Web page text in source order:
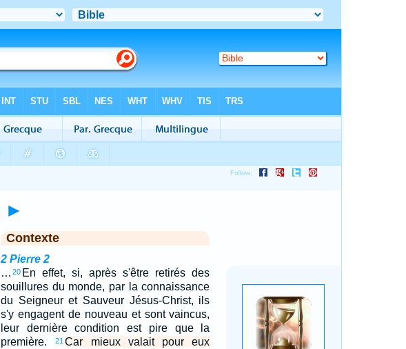
►
Contexte
2 Pierre 2
… 20 En effet, si, après s'être retirés des
souillures du monde, par la connaissance
du Seigneur et Sauveur Jésus-Christ, ils
s'y engagent de nouveau et sont vaincus,
leur dernière condition est pire que la
première.
21 Car mieux valait pour eux